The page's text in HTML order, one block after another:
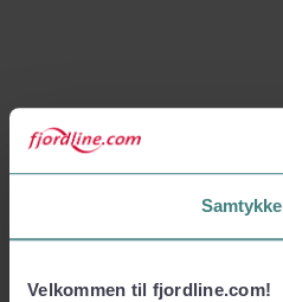
Samtykke
Velkommen til fjordline.com!